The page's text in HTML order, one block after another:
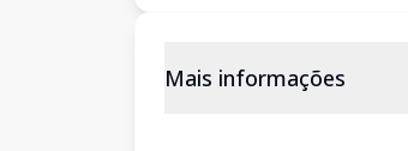
Mais informações